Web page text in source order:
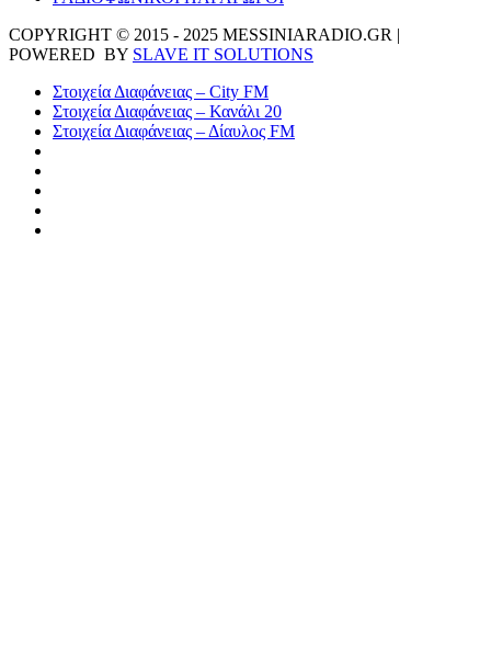
COPYRIGHT © 2015 - 2025 MESSINIARADIO.GR |
POWERED BY SLAVE IT SOLUTIONS
Στοιχεία Διαφάνειας – City FM
Στοιχεία Διαφάνειας – Κανάλι 20
Στοιχεία Διαφάνειας – Δίαυλος FM